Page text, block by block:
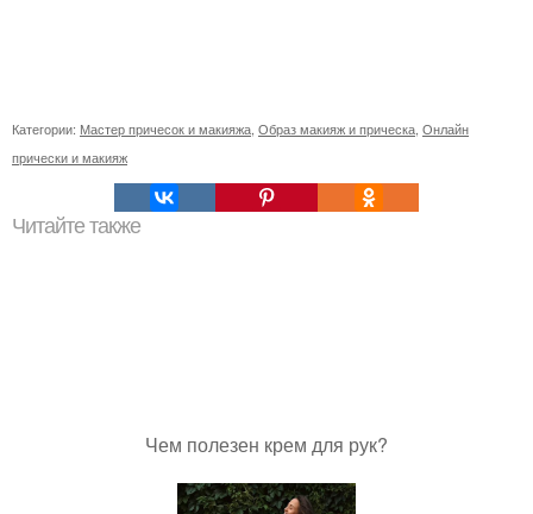
Категории: Мастер причесок и макияжа Образ макияж и прическа Онлайн
прически и макияж
Читайте также
Чем полезен крем для рук?